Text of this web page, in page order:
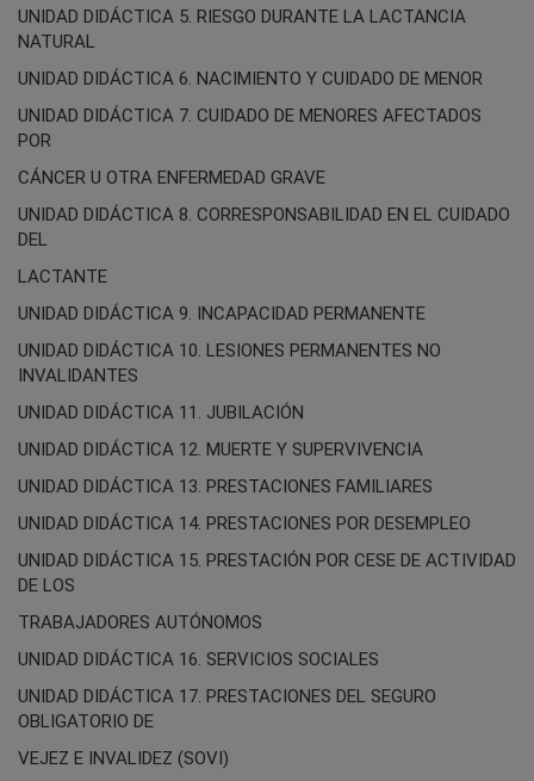
UNIDAD DIDÁCTICA 5. RIESGO DURANTE LA LACTANCIA
NATURAL
UNIDAD DIDÁCTICA 6. NACIMIENTO Y CUIDADO DE MENOR
UNIDAD DIDÁCTICA 7. CUIDADO DE MENORES AFECTADOS
POR
CÁNCER U OTRA ENFERMEDAD GRAVE
UNIDAD DIDÁCTICA 8. CORRESPONSABILIDAD EN EL CUIDADO
DEL
LACTANTE
UNIDAD DIDÁCTICA 9. INCAPACIDAD PERMANENTE
UNIDAD DIDÁCTICA 10. LESIONES PERMANENTES NO
INVALIDANTES
UNIDAD DIDÁCTICA 11. JUBILACIÓN
UNIDAD DIDÁCTICA 12. MUERTE Y SUPERVIVENCIA
UNIDAD DIDÁCTICA 13. PRESTACIONES FAMILIARES
UNIDAD DIDÁCTICA 14. PRESTACIONES POR DESEMPLEO
UNIDAD DIDÁCTICA 15. PRESTACIÓN POR CESE DE ACTIVIDAD
DE LOS
TRABAJADORES AUTÓNOMOS
UNIDAD DIDÁCTICA 16. SERVICIOS SOCIALES
UNIDAD DIDÁCTICA 17. PRESTACIONES DEL SEGURO
OBLIGATORIO DE
VEJEZ E INVALIDEZ (SOVI)